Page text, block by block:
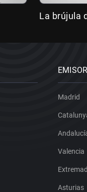
La brújula
Madrid
Valencia
Asturias